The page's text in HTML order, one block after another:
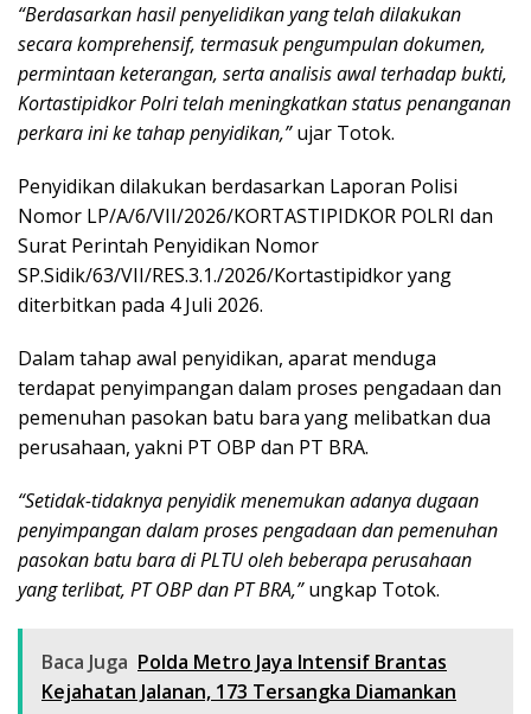
“Berdasarkan hasil penyelidikan yang telah dilakukan
secara komprehensif, termasuk pengumpulan dokumen,
permintaan keterangan, serta analisis awal terhadap bukti,
Kortastipidkor Polri telah meningkatkan status penanganan
perkara ini ke tahap penyidikan,”ujar Totok.
Penyidikan dilakukan berdasarkan Laporan Polisi
Nomor LP/A/6/VII/2026/KORTASTIPIDKOR POLRI dan
Surat Perintah Penyidikan Nomor
SP.Sidik/63/VII/RES.3.1./2026/Kortastipidkor yang
diterbitkan pada 4 Juli 2026.
Dalam tahap awal penyidikan, aparat menduga
terdapat penyimpangan dalam proses pengadaan dan
pemenuhan pasokan batu bara yang melibatkan dua
perusahaan, yakni PT OBP dan PT BRA.
“Setidak-tidaknya penyidik menemukan adanya dugaan
penyimpangan dalam proses pengadaan dan pemenuhan
pasokan batu bara di PLTU oleh beberapa perusahaan
yang terlibat, PT OBP dan PT BRA,”ungkap Totok.
Baca Juga Polda Metro Jaya Intensif Brantas
Kejahatan Jalanan, 173 Tersangka Diamankan